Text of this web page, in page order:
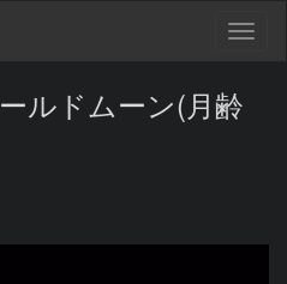
ルドムーン(月齢